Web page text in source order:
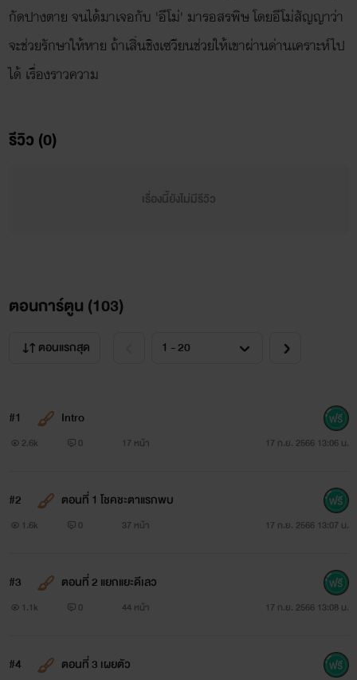
กัดปางตาย จนได้มาเจอกับ 'อีโม่' มารอสรพิษ โดยอีโม่สัญญาว่า
จะช่วยรักษาให้หาย ถ้าเสิ่นชิงเซวียนช่วยให้เขาผ่านด่านเคราะห์ไป
ได้ เรื่องราวความ
รีวิว (0)
เรื่องนี้ยังไม่มีรีวิว
ตอนการ์ตูน (103)
ตอนแรกสุด
#1 Intro
2.6k 0 17 หน้า 17 ก.ย. 2566 13:06 น.
#2 ตอนที่ 1 โชคชะตาแรกพบ
1.6k 0 37 หน้า 17 ก.ย. 2566 13:07 น.
#3 ตอนที่ 2 แยกแยะดีเลว
1.1k 0 44 หน้า 17 ก.ย. 2566 13:08 น.
#4 ตอนที่ 3 เผยตัว